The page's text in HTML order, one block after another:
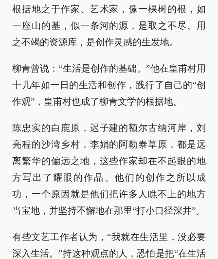
根据地之于作家、艺术家，像一棵树的根，如
一座山的基，似一条河的源，是取之不尽、用
之不竭的资源库，是创作灵感的生发地。
柳青曾说：“生活是创作的基础。”他在皇甫村用
十几年如一日的生活和创作，践行了自己的“创
作观”，皇甫村也成了柳青文学的根据地。
陈忠实的白鹿原，迟子建的额尔古纳河岸，刘
亮程的沙湾乡村，李娟的阿勒泰草原，都是远
离繁华的偏远之地，这些作家却在不起眼的地
方写出了耀眼的作品。他们的创作之所以成
功，一个原因就是他们把许多人瞧不上的地方
当宝地，并坚持不懈地在那里“打小口径深井”。
有些文艺工作者认为，“我就在生活里，没必要
深入生活。”持这种观点的人，恐怕是把“在生活